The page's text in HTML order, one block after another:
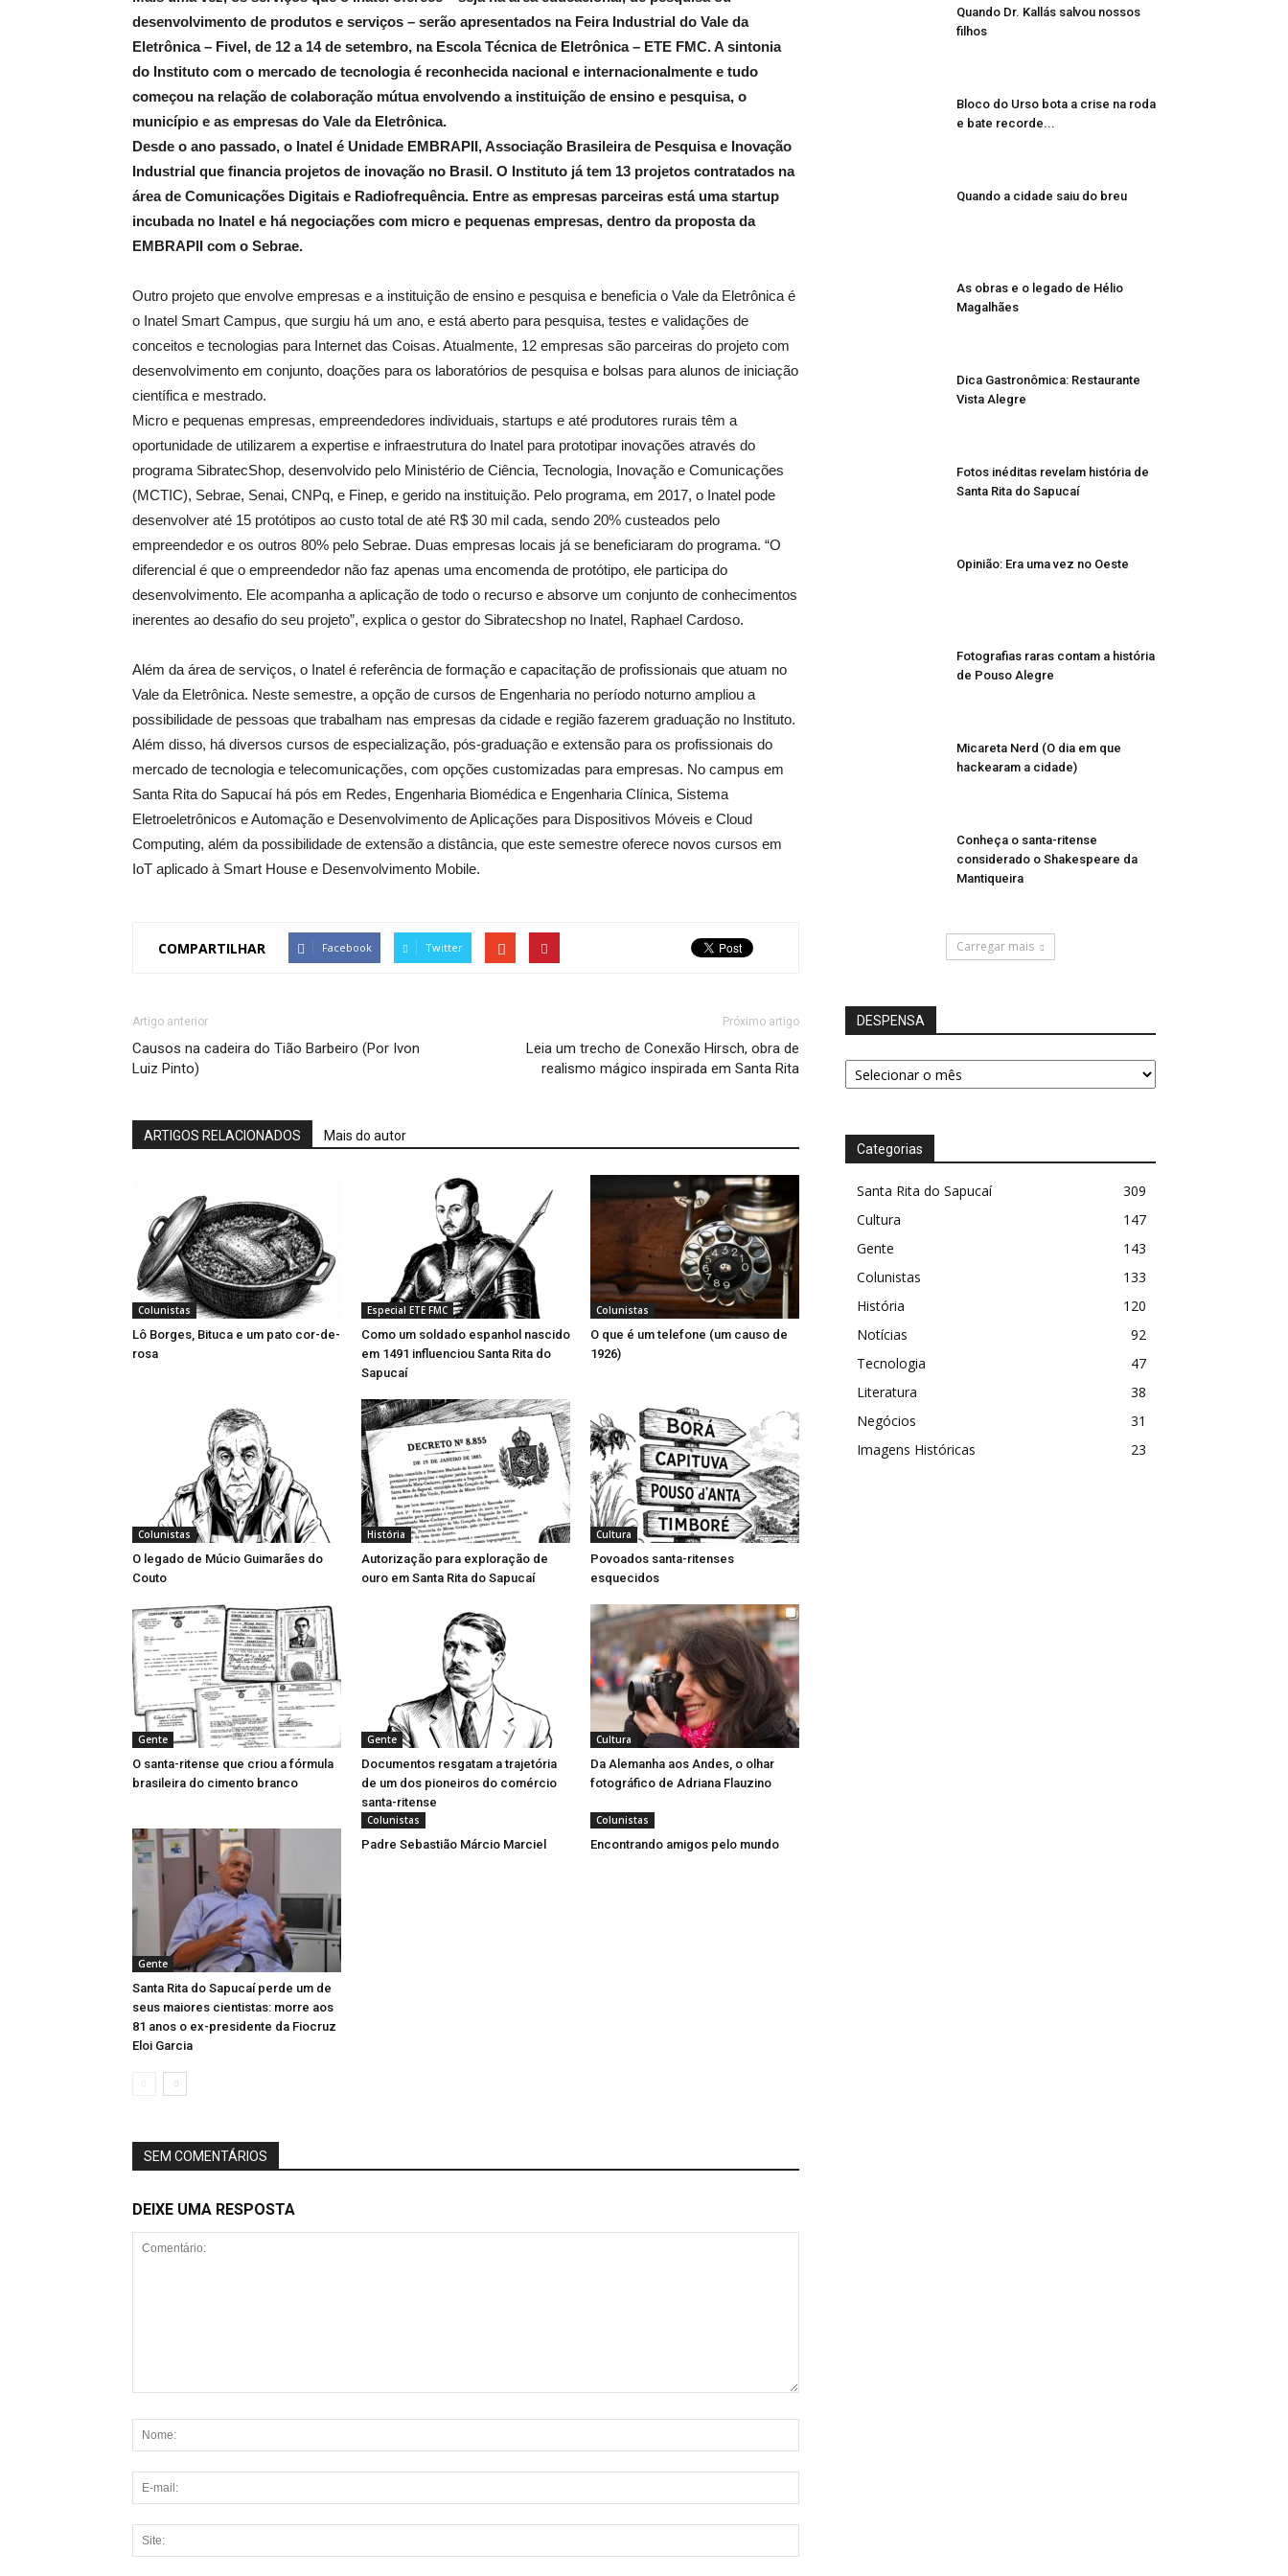
desenvolvimento de produtos e serviços – serão apresentados na Feira Industrial do Vale da
Eletrônica – Fivel, de 12 a 14 de setembro, na Escola Técnica de Eletrônica – ETE FMC. A sintonia
do Instituto com o mercado de tecnologia é reconhecida nacional e internacionalmente e tudo
começou na relação de colaboração mútua envolvendo a instituição de ensino e pesquisa, o
município e as empresas do Vale da Eletrônica.
Desde o ano passado, o Inatel é Unidade EMBRAPII, Associação Brasileira de Pesquisa e Inovação
Industrial que financia projetos de inovação no Brasil. O Instituto já tem 13 projetos contratados na
área de Comunicações Digitais e Radiofrequência. Entre as empresas parceiras está uma startup
incubada no Inatel e há negociações com micro e pequenas empresas, dentro da proposta da
EMBRAPII com o Sebrae.
Outro projeto que envolve empresas e a instituição de ensino e pesquisa e beneficia o Vale da Eletrônica é
o Inatel Smart Campus, que surgiu há um ano, e está aberto para pesquisa, testes e validações de
conceitos e tecnologias para Internet das Coisas. Atualmente, 12 empresas são parceiras do projeto com
desenvolvimento em conjunto, doações para os laboratórios de pesquisa e bolsas para alunos de iniciação
científica e mestrado.
Micro e pequenas empresas, empreendedores individuais, startups e até produtores rurais têm a
oportunidade de utilizarem a expertise e infraestrutura do Inatel para prototipar inovações através do
programa SibratecShop, desenvolvido pelo Ministério de Ciência, Tecnologia, Inovação e Comunicações
(MCTIC), Sebrae, Senai, CNPq, e Finep, e gerido na instituição. Pelo programa, em 2017, o Inatel pode
desenvolver até 15 protótipos ao custo total de até R$ 30 mil cada, sendo 20% custeados pelo
empreendedor e os outros 80% pelo Sebrae. Duas empresas locais já se beneficiaram do programa. “O
diferencial é que o empreendedor não faz apenas uma encomenda de protótipo, ele participa do
desenvolvimento. Ele acompanha a aplicação de todo o recurso e absorve um conjunto de conhecimentos
inerentes ao desafio do seu projeto”, explica o gestor do Sibratecshop no Inatel, Raphael Cardoso.
Além da área de serviços, o Inatel é referência de formação e capacitação de profissionais que atuam no
Vale da Eletrônica. Neste semestre, a opção de cursos de Engenharia no período noturno ampliou a
possibilidade de pessoas que trabalham nas empresas da cidade e região fazerem graduação no Instituto.
Além disso, há diversos cursos de especialização, pós-graduação e extensão para os profissionais do
mercado de tecnologia e telecomunicações, com opções customizadas para empresas. No campus em
Santa Rita do Sapucaí há pós em Redes, Engenharia Biomédica e Engenharia Clínica, Sistema
Eletroeletrônicos e Automação e Desenvolvimento de Aplicações para Dispositivos Móveis e Cloud
Computing, além da possibilidade de extensão a distância, que este semestre oferece novos cursos em
IoT aplicado à Smart House e Desenvolvimento Mobile.
COMPARTILHAR Facebook Twitter
Artigo anterior
Causos na cadeira do Tião Barbeiro (Por Ivon
Luiz Pinto)
Próximo artigo
Leia um trecho de Conexão Hirsch, obra de
realismo mágico inspirada em Santa Rita
ARTIGOS RELACIONADOS Mais do autor
Colunistas
Lô Borges, Bituca e um pato cor-de-
rosa
Especial ETE FMC
Como um soldado espanhol nascido
em 1491 influenciou Santa Rita do
Sapucaí
Colunistas
O que é um telefone (um causo de
1926)
Colunistas
O legado de Múcio Guimarães do
Couto
História
Autorização para exploração de
ouro em Santa Rita do Sapucaí
Cultura
Povoados santa-ritenses
esquecidos
Gente
O santa-ritense que criou a fórmula
brasileira do cimento branco
Gente
Documentos resgatam a trajetória
de um dos pioneiros do comércio
santa-ritense
Cultura
Da Alemanha aos Andes, o olhar
fotográfico de Adriana Flauzino
Gente
Santa Rita do Sapucaí perde um de
seus maiores cientistas: morre aos
81 anos o ex-presidente da Fiocruz
Eloi Garcia
Colunistas
Padre Sebastião Márcio Marciel
Colunistas
Encontrando amigos pelo mundo
SEM COMENTÁRIOS
DEIXE UMA RESPOSTA
Quando Dr. Kallás salvou nossos
filhos
Bloco do Urso bota a crise na roda
e bate recorde...
Quando a cidade saiu do breu
As obras e o legado de Hélio
Magalhães
Dica Gastronômica: Restaurante
Vista Alegre
Fotos inéditas revelam história de
Santa Rita do Sapucaí
Opinião: Era uma vez no Oeste
Fotografias raras contam a história
de Pouso Alegre
Micareta Nerd (O dia em que
hackearam a cidade)
Conheça o santa-ritense
considerado o Shakespeare da
Mantiqueira
Carregar mais
DESPENSA
DESPENSA
Categorias
Santa Rita do Sapucaí
309
Cultura
147
Gente
143
Colunistas
133
História
120
Notícias
92
Tecnologia
47
Literatura
38
Negócios
31
Imagens Históricas
23